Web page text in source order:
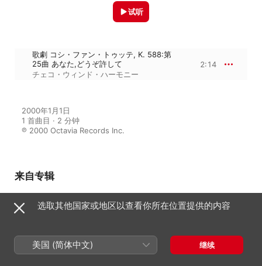
试听
歌劇 コシ・ファン・トゥッテ, K. 588:第
25曲 あなた,どうぞ許して
チェコ・ウィンド・ハーモニー
2:14
2000年1月1日
1 首曲目 · 2 分钟
℗ 2000 Octavia Records Inc.
来自专辑
チェコ・ウィンド・ハーモニー
选取其他国家或地区以查看你所在位置提供的内容
美国 (简体中文) 继续